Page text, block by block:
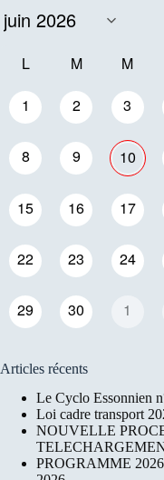
L M M
1 2 3
8 9 10
15 16 17
22 23 24
29 30 1
Articles récents
Le Cyclo Essonnien
Loi cadre transport
NOUVELLE
PROGRAMME